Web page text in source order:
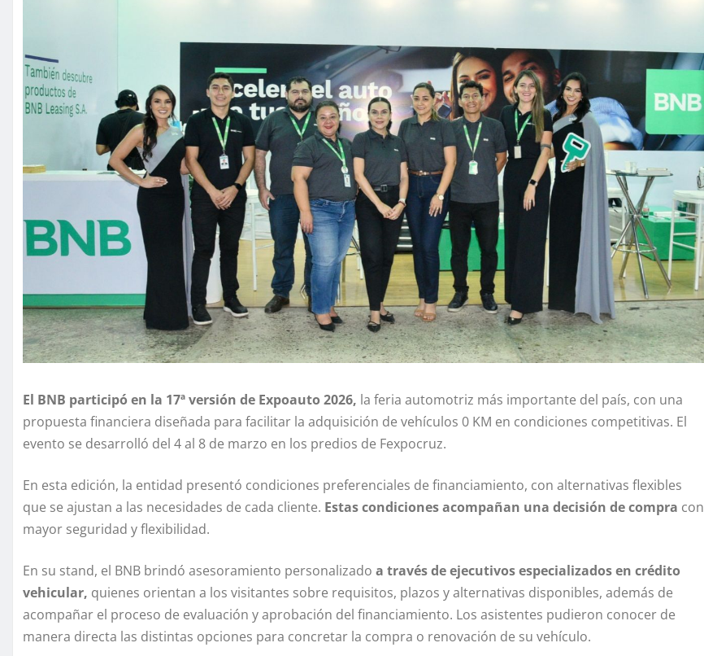
El BNB participó en la 17ª versión de Expoauto 2026, la feria automotriz más importante del país, con una
propuesta financiera diseñada para facilitar la adquisición de vehículos 0 KM en condiciones competitivas. El
evento se desarrolló del 4 al 8 de marzo en los predios de Fexpocruz.
En esta edición, la entidad presentó condiciones preferenciales de financiamiento, con alternativas flexibles
que se ajustan a las necesidades de cada cliente. Estas condiciones acompañan una decisión de compra con
mayor seguridad y flexibilidad.
En su stand, el BNB brindó asesoramiento personalizado a través de ejecutivos especializados en crédito
vehicular, quienes orientan a los visitantes sobre requisitos, plazos y alternativas disponibles, además de
acompañar el proceso de evaluación y aprobación del financiamiento. Los asistentes pudieron conocer de
manera directa las distintas opciones para concretar la compra o renovación de su vehículo.